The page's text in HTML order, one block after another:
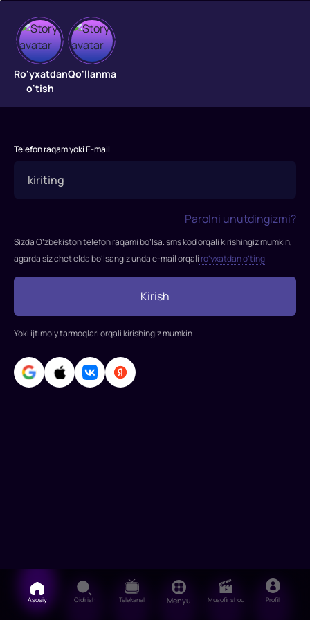
Oq
to'fon
3
politsiyachi
Tailand
kirib
boradi.
Ular
birodarlik
rishtalari
bo'ladi.
Ro'yxatdan
o'tish
Qo'llanma
Telefon raqam yoki E-mail
Parolni unutdingizmi?
Sizda O’zbekiston telefon raqami bo’lsa. sms kod orqali kirishingiz mumkin,
agarda siz chet elda bo’lsangiz unda e-mail orqali ro’yxatdan o’ting
Kirish
Yoki ijtimoiy tarmoqlari orqali kirishingiz mumkin
Asosiy Qidirish Telekanal Menyu Musofir shou Profil